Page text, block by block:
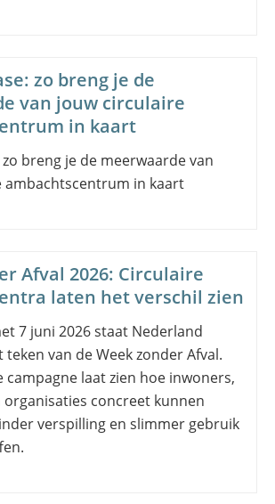
zo breng je de
van jouw circulaire
in kaart
zo breng je de meerwaarde van
ambachtscentrum in kaart
Afval 2026: Circulaire
laten het verschil zien
7 juni 2026 staat Nederland
van de Week zonder Afval.
campagne laat zien hoe inwoners,
organisaties concreet kunnen
verspilling en slimmer gebruik